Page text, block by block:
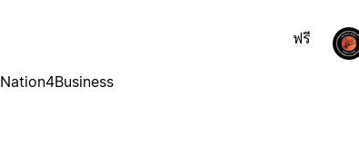
Nation4Business
ฟรี